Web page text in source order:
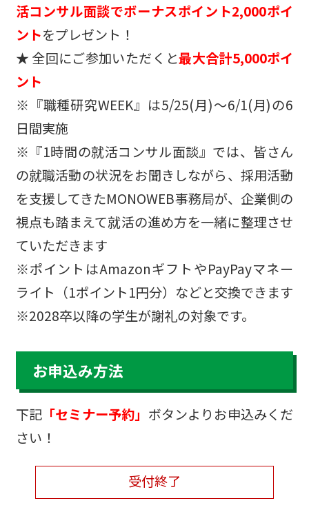
活コンサル面談でボーナスポイント2,000ポイ
ントをプレゼント！
★ 全回にご参加いただくと最大合計5,000ポイ
ント
※『職種研究WEEK』は5/25(月)～6/1(月)の6
日間実施
※『1時間の就活コンサル面談』では、皆さん
の就職活動の状況をお聞きしながら、採用活動
を支援してきたMONOWEB事務局が、企業側の
視点も踏まえて就活の進め方を一緒に整理させ
ていただきます
※ポイントはAmazonギフトやPayPayマネー
ライト（1ポイント1円分）などと交換できます
※2028卒以降の学生が謝礼の対象です。
お申込み方法
下記 「セミナー予約」 ボタンよりお申込みくだ
さい！
受付終了